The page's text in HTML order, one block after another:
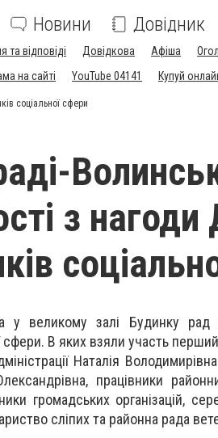
Новини Довідник
та відповіді Довідкова Афіша
на сайті YouTube 04141 Купуй
соціальної сфери
з нагоди
у великому залі Будинку рад
сфери. В яких взяли участь
Наталія
працівники
громадських організацій,
сліпих та районна рада